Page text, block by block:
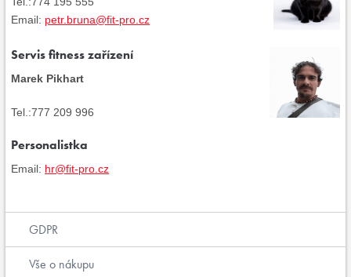
Email: petr.bruna@fit-pro.cz
Servis fitness zařízení
Marek Pikhart
Tel.:777 209 996
Personalistka
Email: hr@fit-pro.cz
GDPR
Vše o nákupu